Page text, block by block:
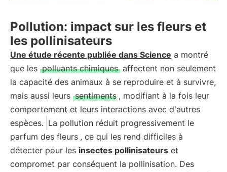
Pollution: impact sur les fleurs et
les pollinisateurs
Une étude récente publiée dans Science a montré
que les polluants chimiques affectent non seulement
la capacité des animaux à se reproduire et à survivre,
mais aussi leurs sentiments , modifiant à la fois leur
comportement et leurs interactions avec d'autres
espèces. La pollution réduit progressivement le
parfum des fleurs , ce qui les rend difficiles à
détecter pour les insectes pollinisateurs et
compromet par conséquent la pollinisation. Des